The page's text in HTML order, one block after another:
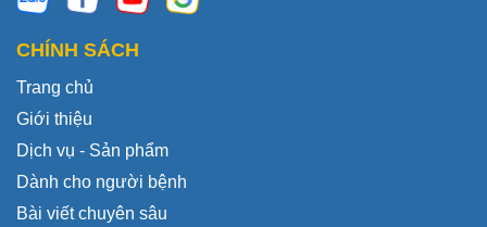
CHÍNH SÁCH
Trang chủ
Giới thiệu
Dịch vụ - Sản phẩm
Dành cho người bệnh
Bài viết chuyên sâu